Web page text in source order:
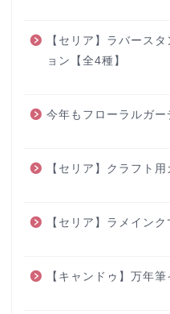
【セリア】ラバース
ョン【全4種】
今年もフローラルガ
【セリア】クラフト
【セリア】ラメイン
【キャンドゥ】万年